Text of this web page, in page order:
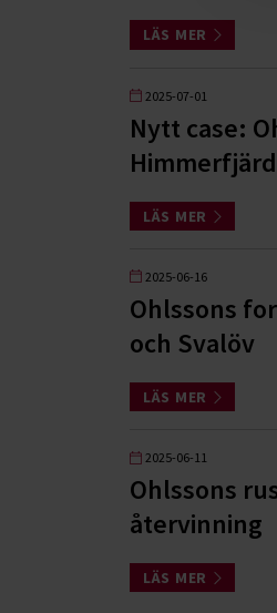
LÄS MER
2025-07-01
Nytt case:
LÄS MER
2025-06-16
Ohlssons
och Svalöv
LÄS MER
2025-06-11
Ohlssons
återvinning
LÄS MER